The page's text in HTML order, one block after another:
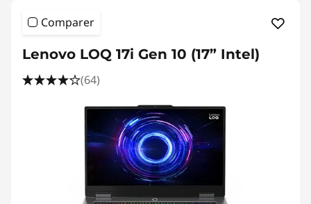
Comparer
Lenovo LOQ 17i Gen 10 (17” Intel)
(64)